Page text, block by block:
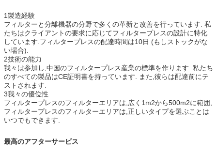
1製造経験
フィルターと分離機器の分野で多くの革新と改善を行っています. 私
たちはクライアントの要求に応じてフィルタープレスの設計に特化
しています.フィルタープレスの配達時間は10日 (もしストックがな
い場合).
2技術の能力
我々は参加し,中国のフィルタープレス産業の標準を作ります. 私たち
のすべての製品はCE証明書を持っています. また,彼らは配達前にテ
ストされます.
3我々の優位性
フィルタープレスのフィルターエリアは,広く1m2から500m2に範囲,
フィルタープレスのフィルターエリアは,正しいタイプを選ぶことは
いつでもできます.
最高のアフターサービス